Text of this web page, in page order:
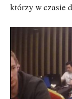
którzy w czasie